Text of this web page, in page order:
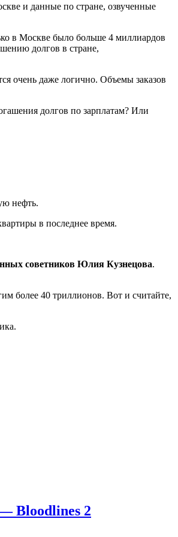
и данные по стране, озвученные
в Москве было больше 4 миллиардов
долгов в стране,
очень даже логично. Объемы заказов
долгов по зарплатам? Или
нефть.
в последнее время.
советников Юлия Кузнецова.
более 40 триллионов. Вот и считайте,
Bloodlines 2